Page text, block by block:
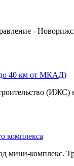
-
40 км от МКАД)
(ИЖС)
комплекса
мини-комплекс.